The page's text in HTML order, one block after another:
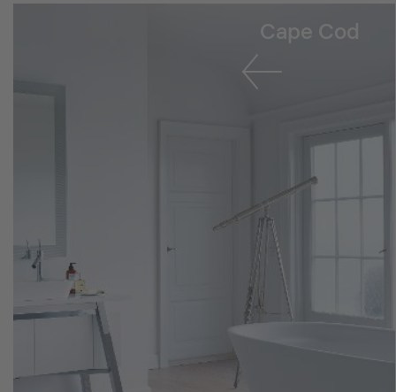
Cape Cod